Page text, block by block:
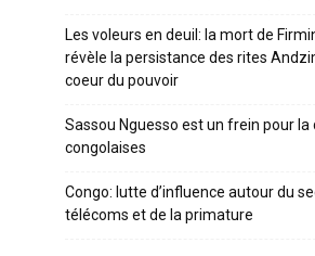
Les voleurs en deuil: la mort de
révèle la persistance des rites
coeur du pouvoir
Sassou Nguesso est un frein pour
congolaises
Congo: lutte d’influence autour du
télécoms et de la primature